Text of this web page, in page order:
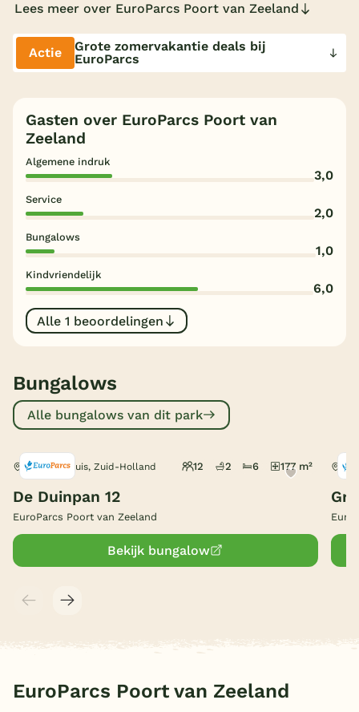
Bestemmingen
Nederland
Onze e-boeken
Lees meer over EuroParcs Poort van Zeeland
Actie
Grote zomervakantie deals bij
EuroParcs
Gasten over EuroParcs Poort van
Zeeland
Algemene indruk
3,0
Service
2,0
Bungalows
1,0
Kindvriendelijk
6,0
Alle 1 beoordelingen
Bungalows
Alle bungalows van dit park
Hellevoetsluis, Zuid-Holland 12 2 6 177 m²
De Duinpan 12
EuroParcs Poort van Zeeland
Bekijk bungalow
EuroParcs Poort van Zeeland